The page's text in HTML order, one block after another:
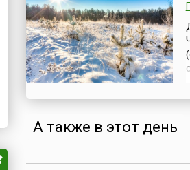
А также в этот день